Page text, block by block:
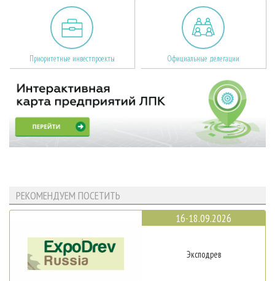
Приоритетные инвестпроекты Официальные делегации
РЕКОМЕНДУЕМ ПОСЕТИТЬ
16-18.09.2026
Эксподрев